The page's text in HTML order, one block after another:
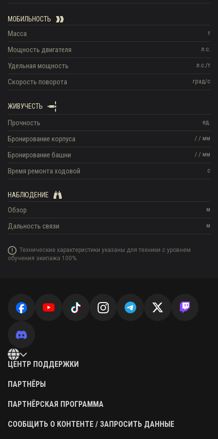
МОБИЛЬНОСТЬ
т
Масса
л.с.
Мощность двигателя
л.с./т
Удельная мощность
град/с
Скорость поворота
ЖИВУЧЕСТЬ
ед.
Прочность
/ / мм
Бронирование корпуса
/ / мм
Бронирование башни
с
Время ремонта ходовой
НАБЛЮДЕНИЕ
м
Обзор
м
Дальность связи
Технические характеристики указаны для техники с уровнем
обучения экипажа 100%.
ЦЕНТР ПОДДЕРЖКИ
ПАРТНЁРЫ
ПАРТНЁРСКАЯ ПРОГРАММА
СООБЩИТЬ О КОНТЕНТЕ / ЗАПРОСИТЬ ДАННЫЕ